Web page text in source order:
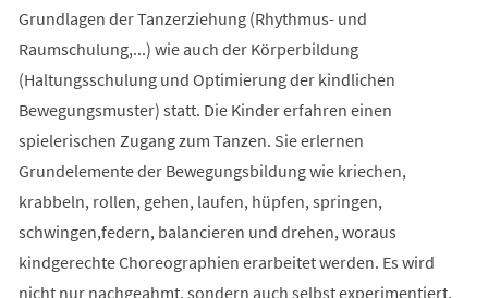
Grundlagen der Tanzerziehung (Rhythmus- und
Raumschulung,...) wie auch der Körperbildung
(Haltungsschulung und Optimierung der kindlichen
Bewegungsmuster) statt. Die Kinder erfahren einen
spielerischen Zugang zum Tanzen. Sie erlernen
Grundelemente der Bewegungsbildung wie kriechen,
krabbeln, rollen, gehen, laufen, hüpfen, springen,
schwingen,federn, balancieren und drehen, woraus
kindgerechte Choreographien erarbeitet werden. Es wird
nicht nur nachgeahmt, sondern auch selbst experimentiert,